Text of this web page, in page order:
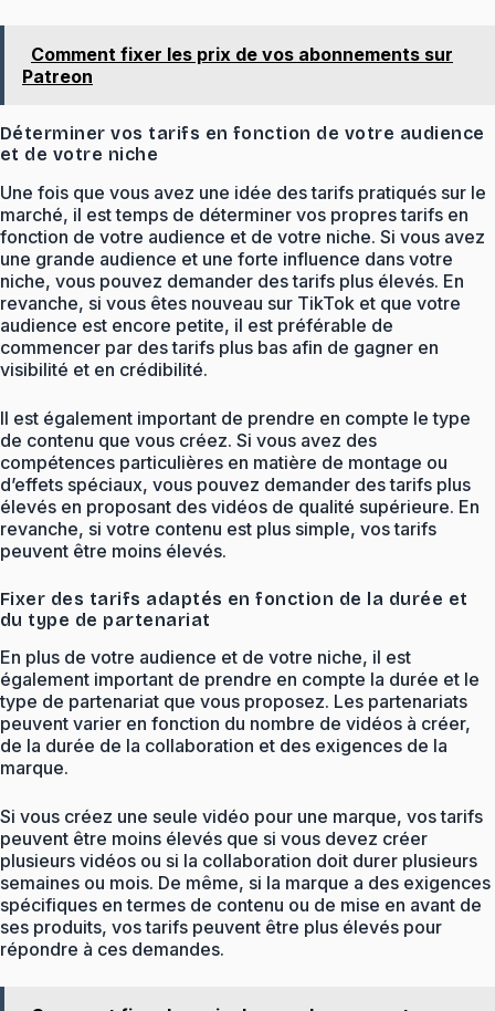
Comment fixer les prix de vos abonnements sur
Patreon
Déterminer vos tarifs en fonction de votre audience
et de votre niche
Une fois que vous avez une idée des tarifs pratiqués sur le
marché, il est temps de déterminer vos propres tarifs en
fonction de votre audience et de votre niche. Si vous avez
une grande audience et une forte influence dans votre
niche, vous pouvez demander des tarifs plus élevés. En
revanche, si vous êtes nouveau sur TikTok et que votre
audience est encore petite, il est préférable de
commencer par des tarifs plus bas afin de gagner en
visibilité et en crédibilité.
Il est également important de prendre en compte le type
de contenu que vous créez. Si vous avez des
compétences particulières en matière de montage ou
d’effets spéciaux, vous pouvez demander des tarifs plus
élevés en proposant des vidéos de qualité supérieure. En
revanche, si votre contenu est plus simple, vos tarifs
peuvent être moins élevés.
Fixer des tarifs adaptés en fonction de la durée et
du type de partenariat
En plus de votre audience et de votre niche, il est
également important de prendre en compte la durée et le
type de partenariat que vous proposez. Les partenariats
peuvent varier en fonction du nombre de vidéos à créer,
de la durée de la collaboration et des exigences de la
marque.
Si vous créez une seule vidéo pour une marque, vos tarifs
peuvent être moins élevés que si vous devez créer
plusieurs vidéos ou si la collaboration doit durer plusieurs
semaines ou mois. De même, si la marque a des exigences
spécifiques en termes de contenu ou de mise en avant de
ses produits, vos tarifs peuvent être plus élevés pour
répondre à ces demandes.